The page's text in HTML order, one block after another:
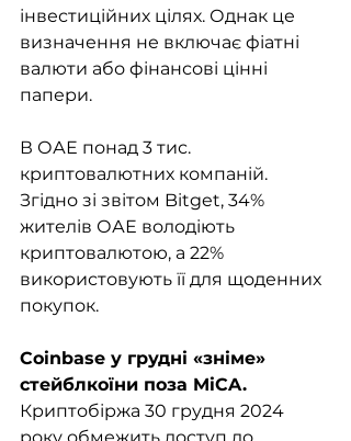
інвестиційних цілях. Однак це
визначення не включає фіатні
валюти або фінансові цінні
папери.
В ОАЕ понад 3 тис.
криптовалютних компаній.
Згідно зі звітом Bitget, 34%
жителів ОАЕ володіють
криптовалютою, а 22%
використовують її для щоденних
покупок.
Coinbase у грудні «зніме»
стейблкоїни поза MiCA.
Криптобіржа 30 грудня 2024